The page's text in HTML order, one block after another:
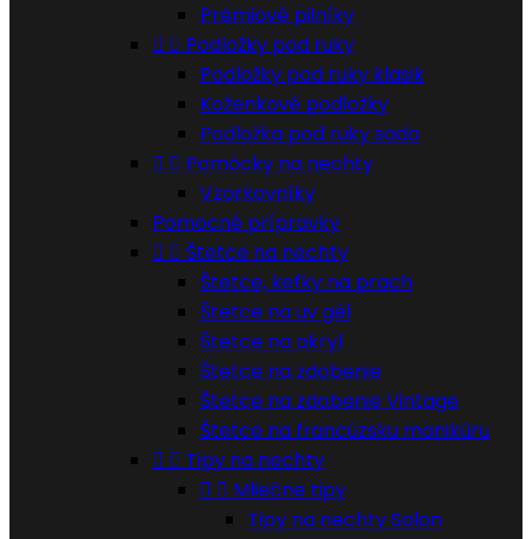
Prémiové pilníky
  Podložky pod ruky
Podložky pod ruky klasik
Koženkové podložky
Podložka pod ruky sada
  Pomôcky na nechty
Vzorkovníky
Pomocné prípravky
  Štetce na nechty
Štetce, kefky na prach
Štetce na uv gél
Štetce na akryl
Štetce na zdobenie
Štetce na zdobenie Vintage
Štetce na francúzsku manikúru
  Tipy na nechty
  Mliečne tipy
Tipy na nechty Salon